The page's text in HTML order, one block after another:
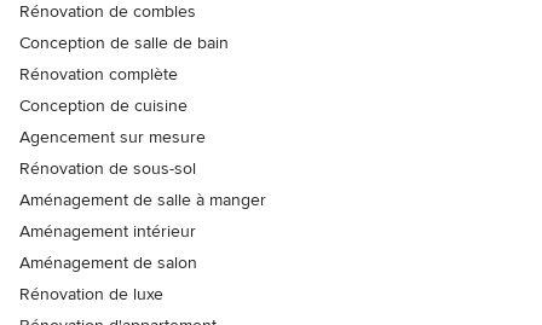
Rénovation de combles
Conception de salle de bain
Rénovation complète
Conception de cuisine
Agencement sur mesure
Rénovation de sous-sol
Aménagement de salle à manger
Aménagement intérieur
Aménagement de salon
Rénovation de luxe